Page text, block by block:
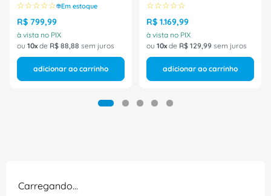
☆☆☆☆☆ Em estoque
R$ 799,99
à vista no PIX
ou 10 de R$ 88,88 sem juros
adicionar ao carrinho
☆☆☆☆☆
R$ 1.169,99
à vista no PIX
ou 10 de R$ 129,99 sem juros
adicionar ao carrinho
Carregando…